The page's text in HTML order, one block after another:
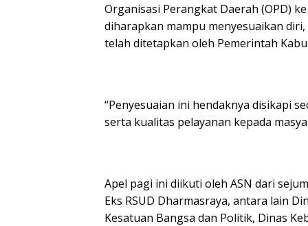
Organisasi Perangkat Daerah (OPD)
diharapkan mampu menyesuaikan
telah ditetapkan oleh Pemerintah
“Penyesuaian ini hendaknya disikapi
serta kualitas pelayanan kepada
Apel pagi ini diikuti oleh ASN dari
Eks RSUD Dharmasraya, antara lain
Kesatuan Bangsa dan Politik, Dinas